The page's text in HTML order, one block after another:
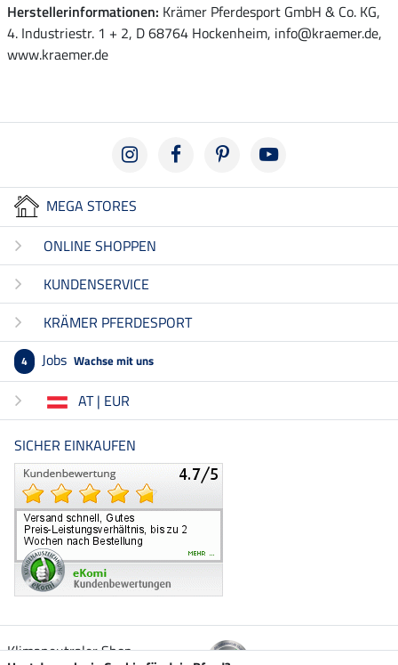
Herstellerinformationen: Krämer Pferdesport GmbH & Co. KG,
4. Industriestr. 1 + 2, D 68764 Hockenheim, info@kraemer.de,
www.kraemer.de
MEGA STORES
ONLINE SHOPPEN
KUNDENSERVICE
KRÄMER PFERDESPORT
4 Jobs Wachse mit uns
AT | EUR
SICHER EINKAUFEN
Klimaneutraler Shop